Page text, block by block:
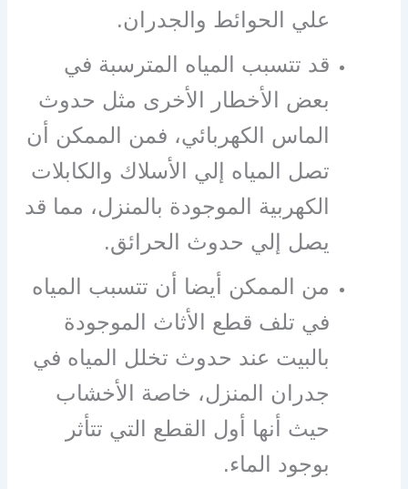
علي الحوائط والجدران.
قد تتسبب المياه المترسبة في
بعض الأخطار الأخرى مثل حدوث
الماس الكهربائي، فمن الممكن أن
تصل المياه إلي الأسلاك والكابلات
الكهربية الموجودة بالمنزل، مما قد
يصل إلي حدوث الحرائق.
من الممكن أيضا أن تتسبب المياه
في تلف قطع الأثاث الموجودة
بالبيت عند حدوث تخلل المياه في
جدران المنزل، خاصة الأخشاب
حيث أنها أول القطع التي تتأثر
بوجود الماء.